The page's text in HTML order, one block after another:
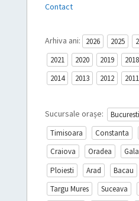
Contact
Arhiva ani: 2026 2025
2021
2020 2019 2018
2014
2013 2012 2011
Sucursale orașe: Bucuresti
Timisoara
Constanta
Craiova
Oradea
Ploiesti
Arad Bacau
Targu Mures
Suceava